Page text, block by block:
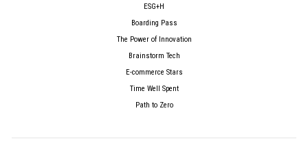
ESG+H
Boarding Pass
The Power of Innovation
Brainstorm Tech
E-commerce Stars
Time Well Spent
Path to Zero